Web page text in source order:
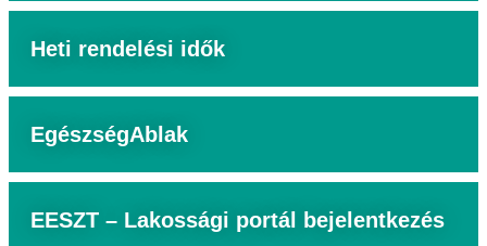
Heti rendelési idők
EgészségAblak
EESZT – Lakossági portál bejelentkezés